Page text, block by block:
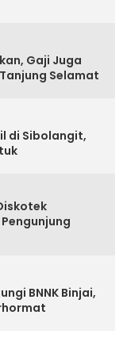
Gaji Juga
Selamat
di Sibolangit,
BNNK Binjai,